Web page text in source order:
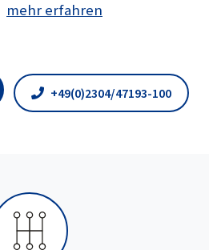
mehr erfahren
+49(0)2304/47193-100